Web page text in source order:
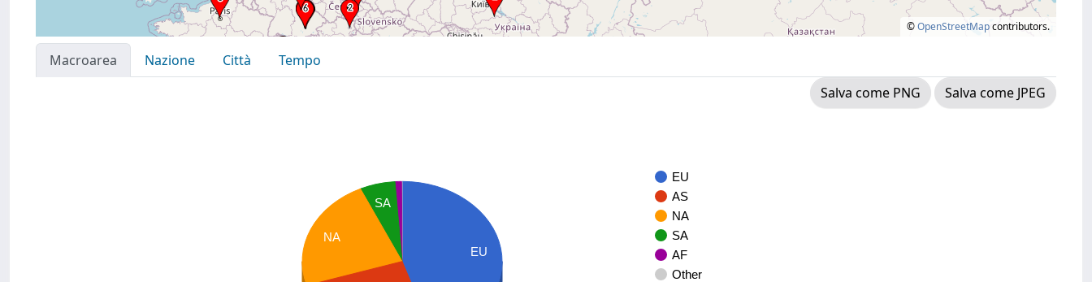
©OpenStreetMapcontributors.
Macroarea Nazione Città
Tempo
Salva come PNG
Salva come JPEG
EU
AS
NA
SA
AF
Other
EU
SA
NA